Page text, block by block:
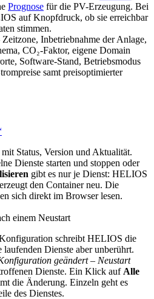
Prognose für die PV-Erzeugung. Bei
auf Knopfdruck, ob sie erreichbar
stimmen.
Zeitzone, Inbetriebnahme der Anlage,
CO₂-Faktor, eigene Domain
Software-Stand, Betriebsmodus
samt preisoptimierter
Status, Version und Aktualität.
Dienste starten und stoppen oder
gibt es nur je Dienst: HELIOS
den Container neu. Die
sich direkt im Browser lesen.
einem Neustart
schreibt HELIOS die
laufenden Dienste aber unberührt.
geändert – Neustart
Dienste. Ein Klick auf Alle
die Änderung. Einzeln geht es
des Dienstes.